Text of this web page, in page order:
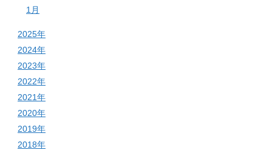
1月
2025年
2024年
2023年
2022年
2021年
2020年
2019年
2018年